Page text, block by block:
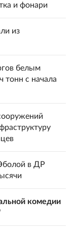
и фонари
из
белым
тонн с начала
в ДР
комедии